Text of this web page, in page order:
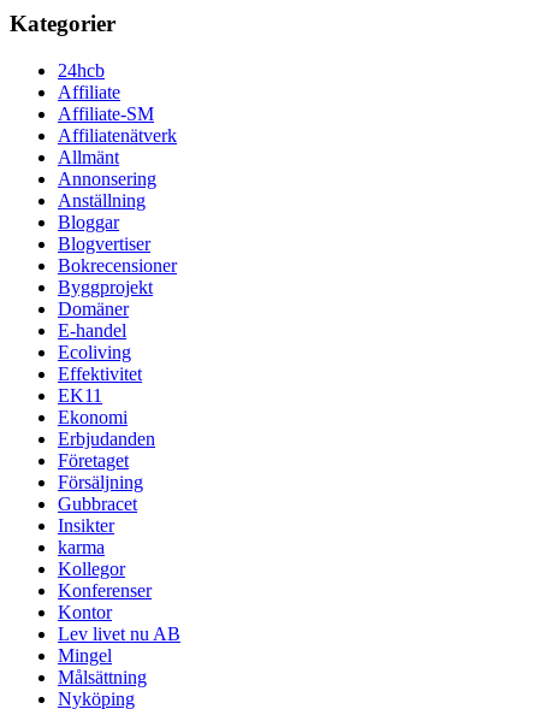
Kategorier
24hcb
Affiliate
Affiliate-SM
Affiliatenätverk
Allmänt
Annonsering
Anställning
Bloggar
Blogvertiser
Bokrecensioner
Byggprojekt
Domäner
E-handel
Ecoliving
Effektivitet
EK11
Ekonomi
Erbjudanden
Företaget
Försäljning
Gubbracet
Insikter
karma
Kollegor
Konferenser
Kontor
Lev livet nu AB
Mingel
Målsättning
Nyköping